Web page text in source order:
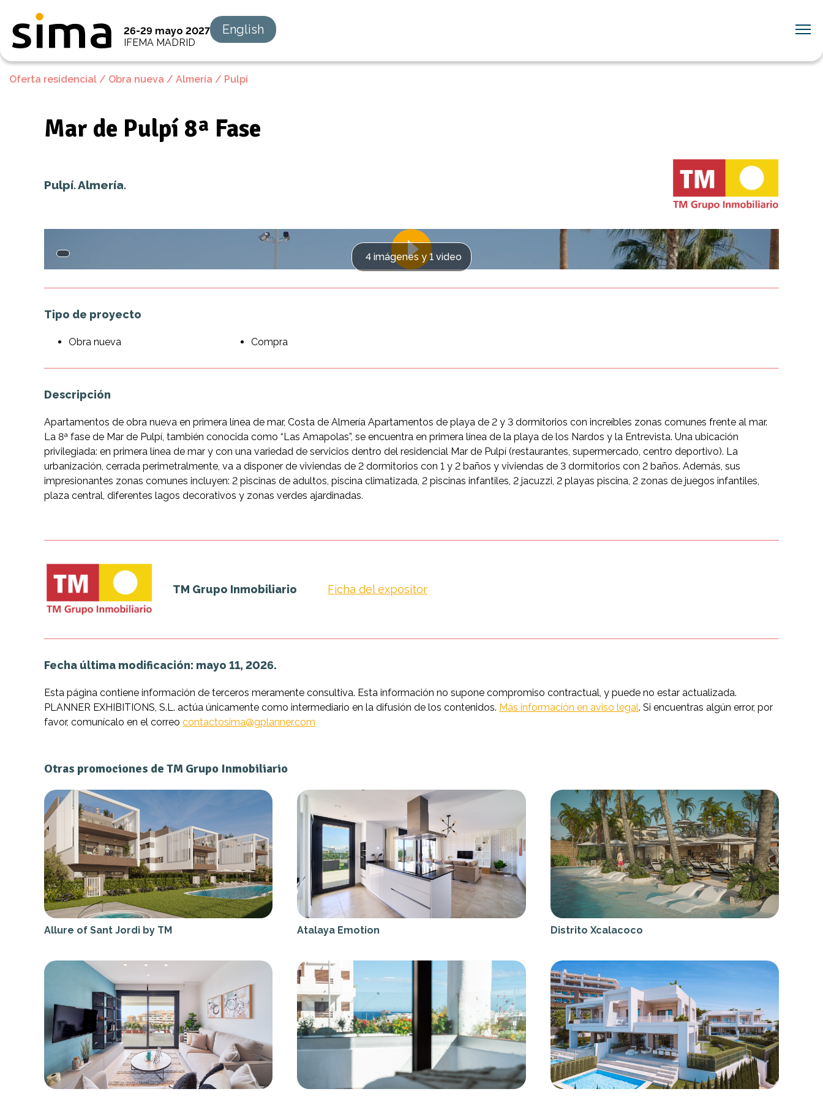
26-29 mayo 2027
IFEMA MADRID
English
Oferta residencial / Obra nueva / Almería / Pulpí
Mar de Pulpí 8ª Fase
Pulpí. Almería.
4 imágenes y 1 video
Tipo de proyecto
Obra nueva Compra
Descripción
Apartamentos de obra nueva en primera línea de mar, Costa de Almería Apartamentos de playa de 2 y 3 dormitorios con increíbles zonas comunes frente al mar.
La 8ª fase de Mar de Pulpí, también conocida como “Las Amapolas”, se encuentra en primera línea de la playa de los Nardos y la Entrevista. Una ubicación
privilegiada: en primera línea de mar y con una variedad de servicios dentro del residencial Mar de Pulpí (restaurantes, supermercado, centro deportivo). La
urbanización, cerrada perimetralmente, va a disponer de viviendas de 2 dormitorios con 1 y 2 baños y viviendas de 3 dormitorios con 2 baños. Además, sus
impresionantes zonas comunes incluyen: 2 piscinas de adultos, piscina climatizada, 2 piscinas infantiles, 2 jacuzzi, 2 playas piscina, 2 zonas de juegos infantiles,
plaza central, diferentes lagos decorativos y zonas verdes ajardinadas.
TM Grupo Inmobiliario Ficha del expositor
Fecha última modificación: mayo 11, 2026.
Esta página contiene información de terceros meramente consultiva. Esta información no supone compromiso contractual, y puede no estar actualizada.
PLANNER EXHIBITIONS, S.L. actúa únicamente como intermediario en la difusión de los contenidos. Más información en aviso legal. Si encuentras algún error, por
favor, comunícalo en el correo contactosima@gplanner.com
Otras promociones de TM Grupo Inmobiliario
Allure of Sant Jordi by TM Atalaya Emotion Distrito Xcalacoco